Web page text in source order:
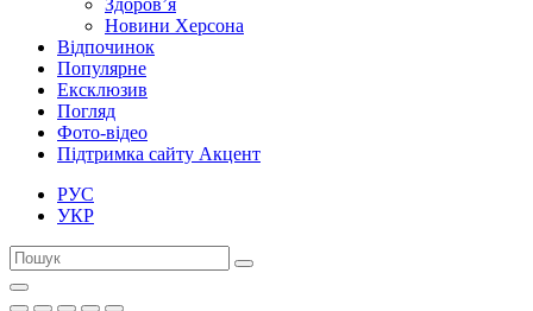
Здоров’я
Новини Херсона
Відпочинок
Популярне
Ексклюзив
Погляд
Фото-відео
Підтримка сайту Акцент
РУС
УКР